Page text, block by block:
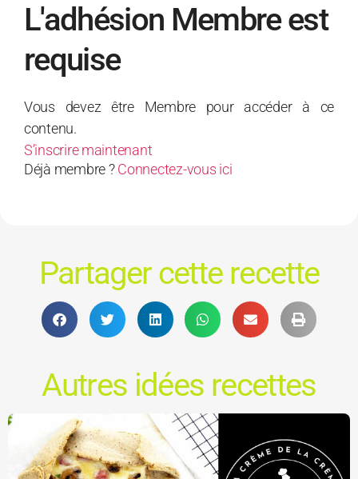
L'adhésion Membre est
requise
Vous devez être Membre pour accéder à ce
contenu.
S’inscrire maintenant
Déjà membre ?Connectez-vous ici
Partager cette recette
Autres idées recettes